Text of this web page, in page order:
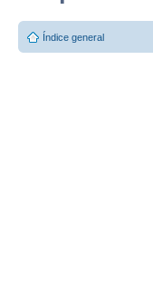
Índice general